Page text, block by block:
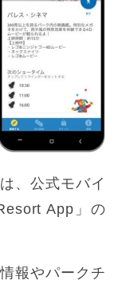
、公式モバイ
App」の
報やパークチ